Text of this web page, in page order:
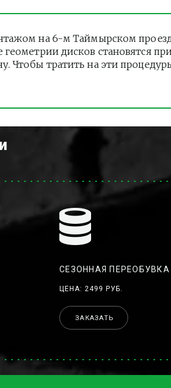
на 6-м Таймырском
геометрии дисков становятся
Чтобы тратить на эти
СЕЗОННАЯ ПЕРЕОБУВКА
ЦЕНА: 2499 РУБ.
ЗАКАЗАТЬ